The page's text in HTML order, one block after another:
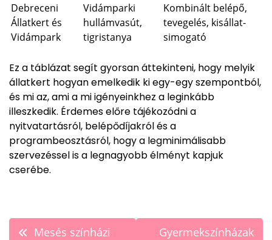
Debreceni
Állatkert és
Vidámpark
Vidámparki
hullámvasút,
tigristanya
Kombinált belépő,
tevegelés, kisállat-
simogató
Ez a táblázat segít gyorsan áttekinteni, hogy melyik
állatkert hogyan emelkedik ki egy-egy szempontból,
és mi az, ami a mi igényeinkhez a leginkább
illeszkedik. Érdemes előre tájékozódni a
nyitvatartásról, belépődíjakról és a
programbeosztásról, hogy a legminimálisabb
szervezéssel is a legnagyobb élményt kapjuk
cserébe.
Bejegyzés
Mesés színházi
Gyermekszínházak